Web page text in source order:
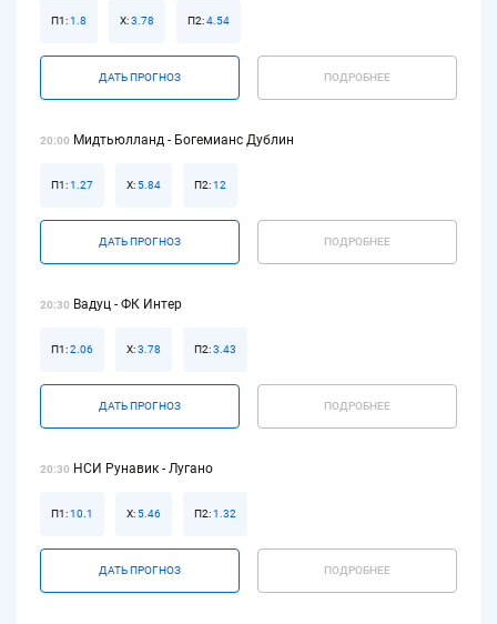
ДАТЬ ПРОГНОЗ
П1:1.8 Х:3.78 П2:4.54
ПОДРОБНЕЕ
20:00 Мидтьюлланд - Богемианс Дублин
ДАТЬ ПРОГНОЗ
П1:1.27 Х:5.84 П2:12
ПОДРОБНЕЕ
20:30 Вадуц - ФК Интер
ДАТЬ ПРОГНОЗ
П1:2.06 Х:3.78 П2:3.43
ПОДРОБНЕЕ
20:30 НСИ Рунавик - Лугано
ДАТЬ ПРОГНОЗ
П1:10.1 Х:5.46 П2:1.32
ПОДРОБНЕЕ